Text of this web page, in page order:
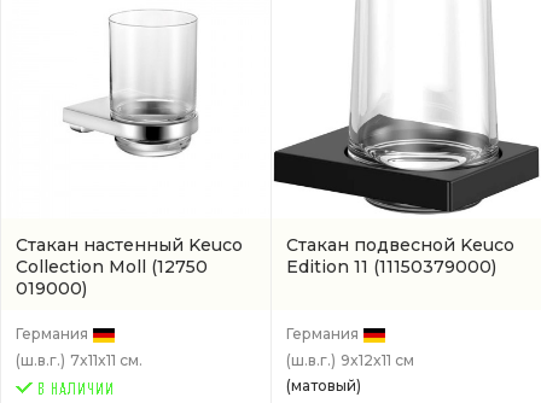
Стакан настенный Keuco
Collection Moll (12750
019000)
Германия
(ш.в.г.) 7x11x11 см.
Стакан подвесной Keuco
Edition 11 (11150379000)
Германия
(ш.в.г.) 9x12x11 см
(матовый)